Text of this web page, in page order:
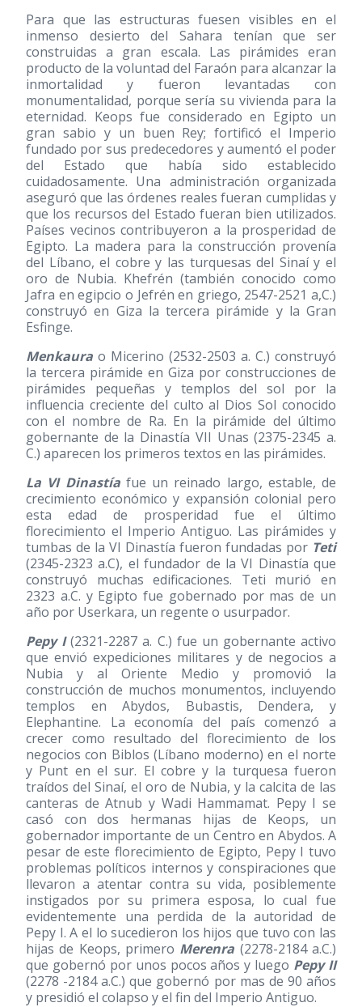
Para que las estructuras fuesen visibles en el
inmenso desierto del Sahara tenían que ser
construidas a gran escala. Las pirámides eran
producto de la voluntad del Faraón para alcanzar la
inmortalidad y fueron levantadas con
monumentalidad, porque sería su vivienda para la
eternidad. Keops fue considerado en Egipto un
gran sabio y un buen Rey; fortificó el Imperio
fundado por sus predecedores y aumentó el poder
del Estado que había sido establecido
cuidadosamente. Una administración organizada
aseguró que las órdenes reales fueran cumplidas y
que los recursos del Estado fueran bien utilizados.
Países vecinos contribuyeron a la prosperidad de
Egipto. La madera para la construcción provenía
del Líbano, el cobre y las turquesas del Sinaí y el
oro de Nubia. Khefrén (también conocido como
Jafra en egipcio o Jefrén en griego, 2547-2521 a,C.)
construyó en Giza la tercera pirámide y la Gran
Esfinge.
Menkaura o Micerino (2532-2503 a. C.) construyó
la tercera pirámide en Giza por construcciones de
pirámides pequeñas y templos del sol por la
influencia creciente del culto al Dios Sol conocido
con el nombre de Ra. En la pirámide del último
gobernante de la Dinastía VII Unas (2375-2345 a.
C.) aparecen los primeros textos en las pirámides.
La VI Dinastíafue un reinado largo, estable, de
crecimiento económico y expansión colonial pero
esta edad de prosperidad fue el último
florecimiento el Imperio Antiguo. Las pirámides y
tumbas de la VI Dinastía fueron fundadas por Teti
(2345-2323 a.C), el fundador de la VI Dinastía que
construyó muchas edificaciones. Teti murió en
2323 a.C. y Egipto fue gobernado por mas de un
año por Userkara, un regente o usurpador.
Pepy I(2321-2287 a. C.) fue un gobernante activo
que envió expediciones militares y de negocios a
Nubia y al Oriente Medio y promovió la
construcción de muchos monumentos, incluyendo
templos en Abydos, Bubastis, Dendera, y
Elephantine. La economía del país comenzó a
crecer como resultado del florecimiento de los
negocios con Biblos (Líbano moderno) en el norte
y Punt en el sur. El cobre y la turquesa fueron
traídos del Sinaí, el oro de Nubia, y la calcita de las
canteras de Atnub y Wadi Hammamat. Pepy I se
casó con dos hermanas hijas de Keops, un
gobernador importante de un Centro en Abydos. A
pesar de este florecimiento de Egipto, Pepy I tuvo
problemas políticos internos y conspiraciones que
llevaron a atentar contra su vida, posiblemente
instigados por su primera esposa, lo cual fue
evidentemente una perdida de la autoridad de
Pepy I. A el lo sucedieron los hijos que tuvo con las
hijas de Keops, primero Merenra (2278-2184 a.C.)
que gobernó por unos pocos años y luego Pepy II
(2278 -2184 a.C.) que gobernó por mas de 90 años
y presidió el colapso y el fin del Imperio Antiguo.